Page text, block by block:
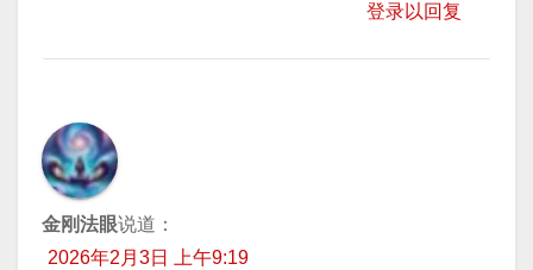
登录以回复
金刚法眼说道：
2026年2月3日 上午9:19